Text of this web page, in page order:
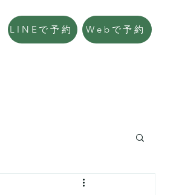
LINEで予約 Webで予約